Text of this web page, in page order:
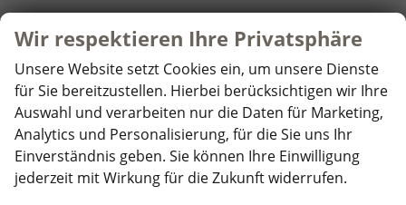
Mercedes-Benz Reimporte - EU-Neuwagen Bad
Homburg vor der Höhe
Nissan Reimporte - EU Neuwagen Bad Homburg
vor der Höhe
Opel Reimporte - EU Neuwagen Bad Homburg vor
der Höhe
Wir respektieren Ihre Privatsphäre
Unsere Website setzt Cookies ein, um unsere Dienste
für Sie bereitzustellen. Hierbei berücksichtigen wir Ihre
Auswahl und verarbeiten nur die Daten für Marketing,
Analytics und Personalisierung, für die Sie uns Ihr
Einverständnis geben. Sie können Ihre Einwilligung
jederzeit mit Wirkung für die Zukunft widerrufen.